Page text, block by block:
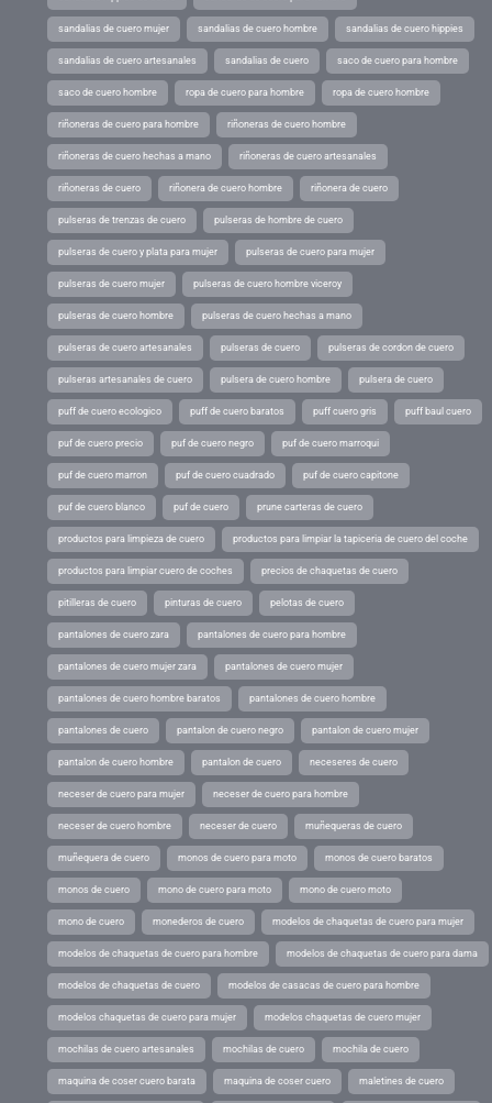
sandalias de cuero mujer sandalias de cuero hombre sandalias de cuero hippies
sandalias de cuero artesanales sandalias de cuero saco de cuero para hombre
saco de cuero hombre ropa de cuero para hombre ropa de cuero hombre
riñoneras de cuero para hombre riñoneras de cuero hombre
riñoneras de cuero hechas a mano riñoneras de cuero artesanales
riñoneras de cuero riñonera de cuero hombre riñonera de cuero
pulseras de trenzas de cuero pulseras de hombre de cuero
pulseras de cuero y plata para mujer pulseras de cuero para mujer
pulseras de cuero mujer pulseras de cuero hombre viceroy
pulseras de cuero hombre pulseras de cuero hechas a mano
pulseras de cuero artesanales pulseras de cuero pulseras de cordon de cuero
pulseras artesanales de cuero pulsera de cuero hombre pulsera de cuero
puff de cuero ecologico puff de cuero baratos puff cuero gris puff baul cuero
puf de cuero precio puf de cuero negro puf de cuero marroqui
puf de cuero marron puf de cuero cuadrado puf de cuero capitone
puf de cuero blanco puf de cuero prune carteras de cuero
productos para limpieza de cuero productos para limpiar la tapiceria de cuero del coche
productos para limpiar cuero de coches precios de chaquetas de cuero
pitilleras de cuero pinturas de cuero pelotas de cuero
pantalones de cuero zara pantalones de cuero para hombre
pantalones de cuero mujer zara pantalones de cuero mujer
pantalones de cuero hombre baratos pantalones de cuero hombre
pantalones de cuero pantalon de cuero negro pantalon de cuero mujer
pantalon de cuero hombre pantalon de cuero neceseres de cuero
neceser de cuero para mujer neceser de cuero para hombre
neceser de cuero hombre neceser de cuero muñequeras de cuero
muñequera de cuero monos de cuero para moto monos de cuero baratos
monos de cuero mono de cuero para moto mono de cuero moto
mono de cuero monederos de cuero modelos de chaquetas de cuero para mujer
modelos de chaquetas de cuero para hombre modelos de chaquetas de cuero para dama
modelos de chaquetas de cuero modelos de casacas de cuero para hombre
modelos chaquetas de cuero para mujer modelos chaquetas de cuero mujer
mochilas de cuero artesanales mochilas de cuero mochila de cuero
maquina de coser cuero barata maquina de coser cuero maletines de cuero